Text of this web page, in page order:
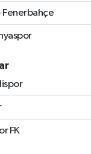
Fenerbahçe
FK